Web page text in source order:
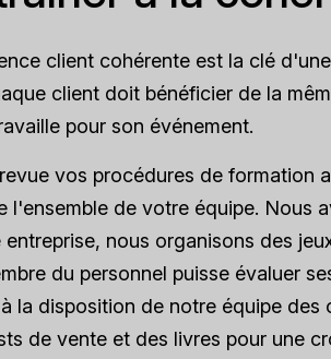
client cohérente est la clé
client doit bénéficier de la
pour son événement.
vos procédures de
l'ensemble de votre équipe. Nous
entreprise, nous organisons des
du personnel puisse évaluer
la disposition de notre équipe
de vente et des livres pour une